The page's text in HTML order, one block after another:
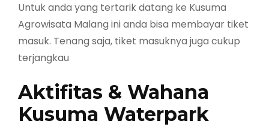
Untuk anda yang tertarik datang ke Kusuma
Agrowisata Malang ini anda bisa membayar tiket
masuk. Tenang saja, tiket masuknya juga cukup
terjangkau
Aktifitas & Wahana
Kusuma Waterpark